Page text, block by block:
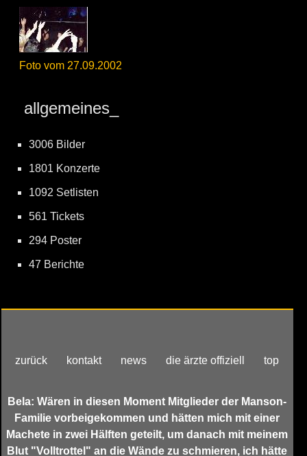
Foto vom 27.09.2002
allgemeines_
3006 Bilder
1801 Konzerte
1092 Setlisten
561 Tickets
294 Poster
47 Berichte
zurück kontakt news die ärzte offiziell top
Bela: Wären in diesen Moment Mitglieder der Manson-
Familie vorbeigekommen und hätten mich mit einer
Machete in zwei Hälften geteilt, um danach mit meinem
Blut "Volltrottel" an die Wände zu schmieren, ich hätte